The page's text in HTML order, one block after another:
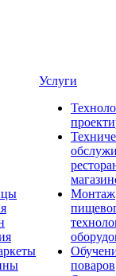
Услуги
Монтаж
поваров